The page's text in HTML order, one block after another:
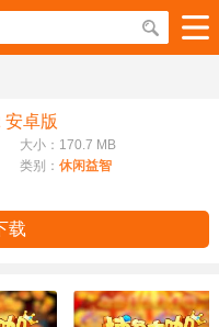
安卓版
大小：170.7 MB
类别： 休闲益智
载